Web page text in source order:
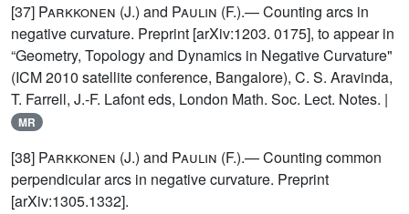
[37] Parkkonen (J.) and Paulin (F.).— Counting arcs in
negative curvature. Preprint [arXiv:1203. 0175], to appear in
“Geometry, Topology and Dynamics in Negative Curvature"
(ICM 2010 satellite conference, Bangalore), C. S. Aravinda,
T. Farrell, J.-F. Lafont eds, London Math. Soc. Lect. Notes. |
MR
[38] Parkkonen (J.) and Paulin (F.).— Counting common
perpendicular arcs in negative curvature. Preprint
[arXiv:1305.1332].